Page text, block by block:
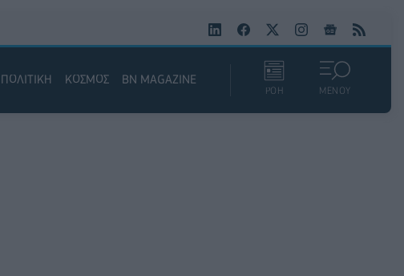
ΠΟΛΙΤΙΚΗ ΚΟΣΜΟΣ BN MAGAZINE
ΡΟΗ ΜΕΝΟΥ